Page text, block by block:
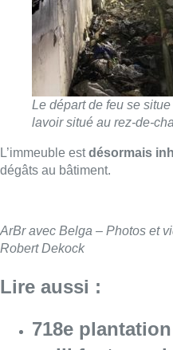
ArBr avec Belga – Photos et
Robert Dekock
Lire aussi :
718e